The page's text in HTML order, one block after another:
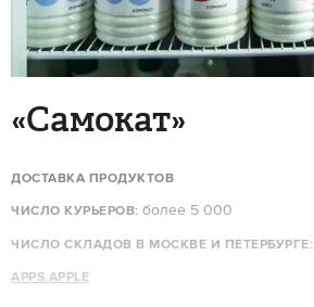
«Самокат»
ДОСТАВКА ПРОДУКТОВ
ЧИСЛО КУРЬЕРОВ: более 5 000
ЧИСЛО СКЛАДОВ В МОСКВЕ И ПЕТЕРБУРГЕ:
APPS.APPLE